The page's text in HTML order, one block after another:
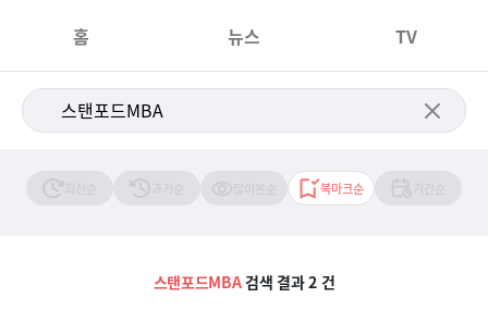
홈 뉴스 TV
북마크순
스탠포드MBA검색 결과 2 건